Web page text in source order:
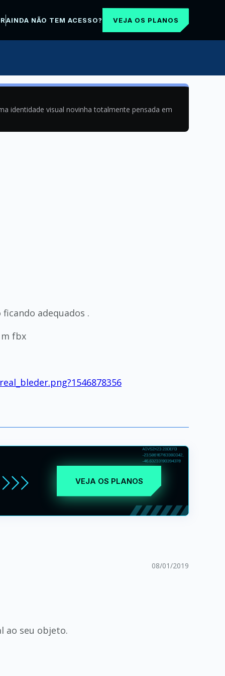
AINDA NÃO TEM ACESSO? VEJA OS PLANOS
identidade visual novinha totalmente pensada em
adequados .
fbx
VEJA OS PLANOS
08/01/2019
ao seu objeto.